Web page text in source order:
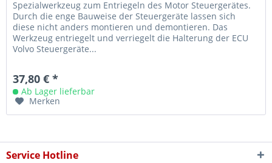
Spezialwerkzeug zum Entriegeln des Motor Steuergerätes.
Durch die enge Bauweise der Steuergeräte lassen sich
diese nicht anders montieren und demontieren. Das
Werkzeug entriegelt und verriegelt die Halterung der ECU
Volvo Steuergeräte...
37,80 € *
Ab Lager lieferbar
Merken
Service Hotline